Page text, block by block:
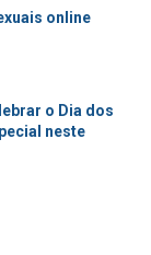
online
o Dia dos
neste